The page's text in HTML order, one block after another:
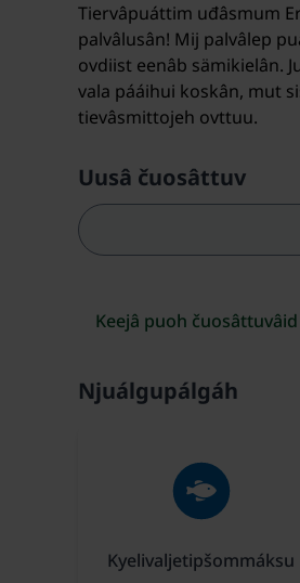
Tiervâpuáttim uđâsmum
palvâlusân! Mij palvâlep
ovdiist eenâb sämikielân.
vala pááihui koskân, mut
tievâsmittojeh ovttuu.
Uusâ čuosâttuv
Keejâ puoh čuosâttuvâid
Njuálgupálgáh
Kyelivaljetipšommáksu